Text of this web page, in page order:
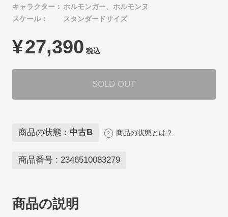
キャラクター： ホルモンガー、ホルモンヌ
スケール：
スタンダードサイズ
¥27,390 税込
SOLD OUT
商品の状態 : 中古B 商品の状態とは？
商品番号 : 2346510083279
商品の説明